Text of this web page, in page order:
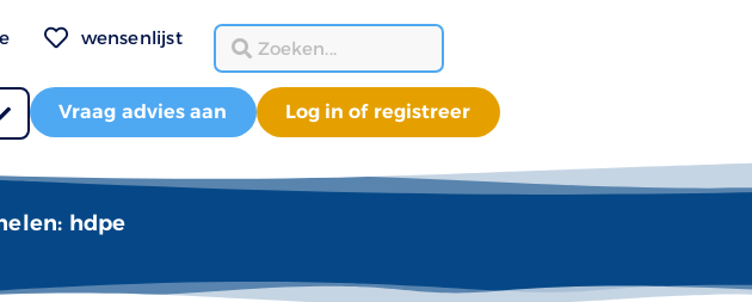
wensenlijst
Vraag advies aan Log in of registreer
hdpe